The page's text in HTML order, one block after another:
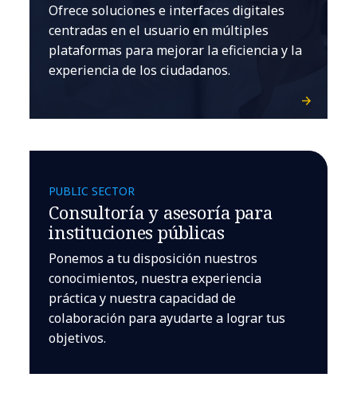
Ofrece soluciones e interfaces digitales
centradas en el usuario en múltiples
plataformas para mejorar la eficiencia y la
experiencia de los ciudadanos.
PUBLIC SECTOR
Consultoría y asesoría para
instituciones públicas
Ponemos a tu disposición nuestros
conocimientos, nuestra experiencia
práctica y nuestra capacidad de
colaboración para ayudarte a lograr tus
objetivos.